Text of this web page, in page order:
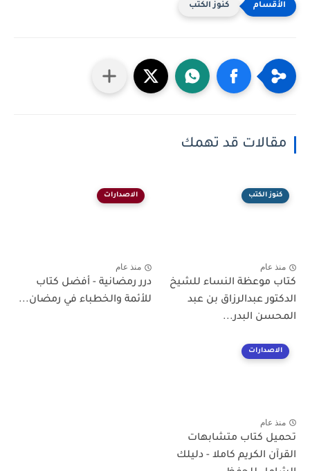
كنوز الكتب
مقالات قد تهمك
كنوز الكتب
منذ عام
كتاب موعظة النساء للشيخ
الدكتور عبدالرزاق بن عبد
المحسن البدر...
الاصدارات
منذ عام
درر رمضانية - أفضل كتاب
للأئمة والخطباء في رمضان...
الاصدارات
منذ عام
تحميل كتاب متشابهات
القرآن الكريم كاملا - دليلك